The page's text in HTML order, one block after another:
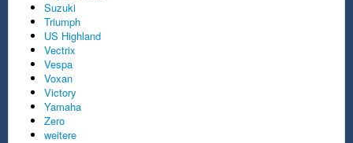
Suzuki
Triumph
US Highland
Vectrix
Vespa
Voxan
Victory
Yamaha
Zero
weitere